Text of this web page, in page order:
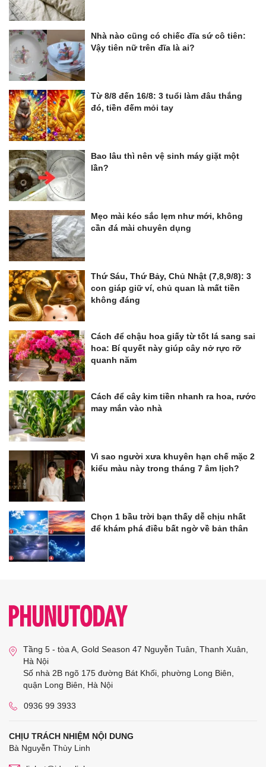
Nhà nào cũng có chiếc đĩa sứ cô tiên:
Vậy tiên nữ trên đĩa là ai?
Từ 8/8 đến 16/8: 3 tuổi làm đâu thắng
đó, tiền đếm mỏi tay
Bao lâu thì nên vệ sinh máy giặt một
lần?
Mẹo mài kéo sắc lẹm như mới, không
cần đá mài chuyên dụng
Thứ Sáu, Thứ Bảy, Chủ Nhật (7,8,9/8): 3
con giáp giữ ví, chủ quan là mất tiền
không đáng
Cách để chậu hoa giấy từ tốt lá sang sai
hoa: Bí quyết này giúp cây nở rực rỡ
quanh năm
Cách để cây kim tiền nhanh ra hoa, rước
may mắn vào nhà
Vì sao người xưa khuyên hạn chế mặc 2
kiểu màu này trong tháng 7 âm lịch?
Chọn 1 bầu trời bạn thấy dễ chịu nhất
để khám phá điều bất ngờ về bản thân
Tầng 5 - tòa A, Gold Season 47 Nguyễn Tuân, Thanh Xuân,
Hà Nội
Số nhà 2B ngõ 175 đường Bát Khối, phường Long Biên,
quận Long Biên, Hà Nội
0936 99 3933
CHỊU TRÁCH NHIỆM NỘI DUNG
Bà Nguyễn Thùy Linh